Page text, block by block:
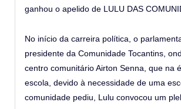
ganhou o apelido de LULU DAS
No início da carreira política, o
presidente da Comunidade Tocantins,
centro comunitário Airton Senna, que na
escola, devido à necessidade de uma
comunidade pediu, Lulu convocou um